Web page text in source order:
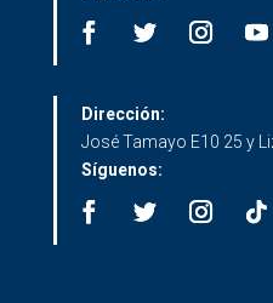
Dirección:
José Tamayo E10 25 y
Síguenos: